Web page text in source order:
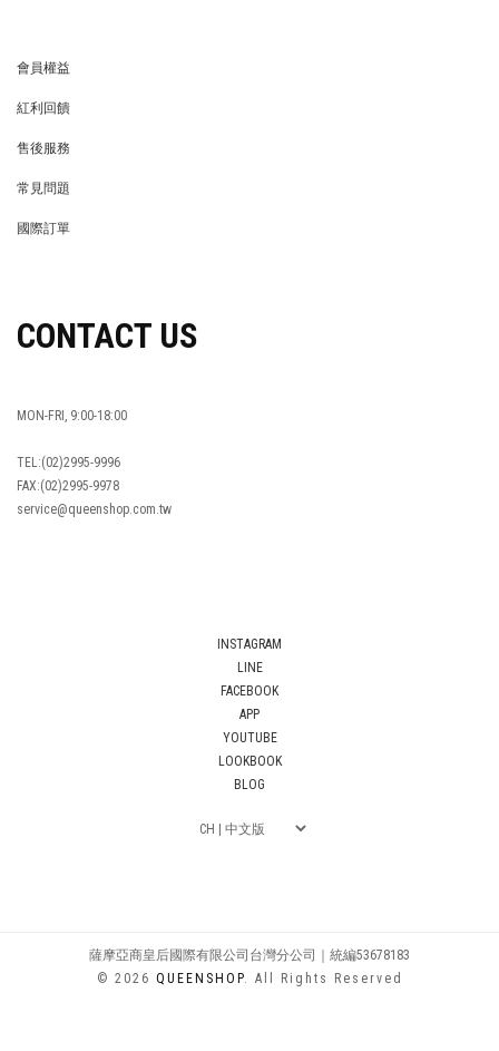
會員權益
紅利回饋
售後服務
常見問題
國際訂單
CONTACT US
MON-FRI, 9:00-18:00
TEL:(02)2995-9996
FAX:(02)2995-9978
service@queenshop.com.tw
INSTAGRAM
LINE
FACEBOOK
APP
YOUTUBE
LOOKBOOK
BLOG
薩摩亞商皇后國際有限公司台灣分公司｜統編53678183
© 2026 QUEENSHOP. All Rights Reserved